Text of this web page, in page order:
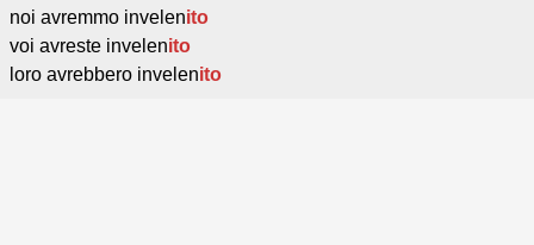
noi avremmo invelenito
voi avreste invelenito
loro avrebbero invelenito